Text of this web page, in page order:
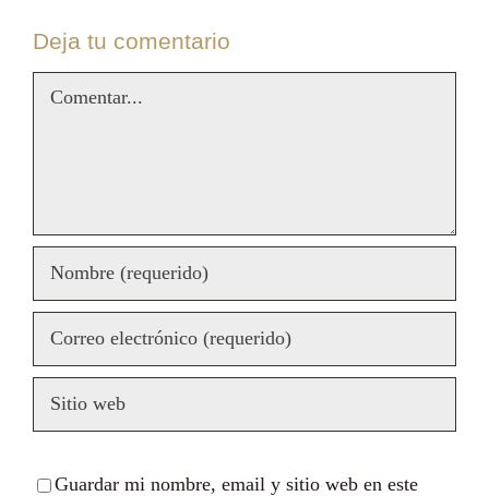
Deja tu comentario
Comentar
Guardar mi nombre, email y sitio web en este